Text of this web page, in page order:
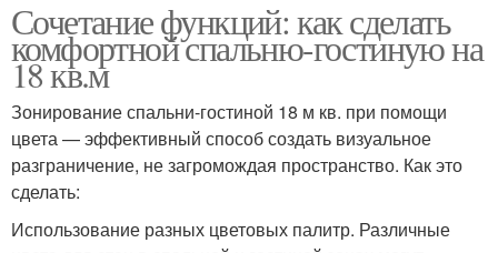
Сочетание функций: как сделать
комфортной спальню-гостиную на
18 кв.м
Зонирование спальни-гостиной 18 м кв. при помощи
цвета — эффективный способ создать визуальное
разграничение, не загромождая пространство. Как это
сделать:
Использование разных цветовых палитр. Различные